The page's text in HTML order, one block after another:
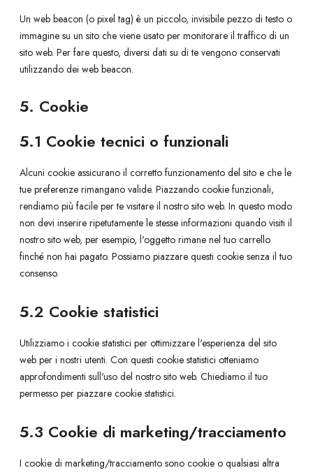
Un web beacon (o pixel tag) è un piccolo, invisibile pezzo di testo o
immagine su un sito che viene usato per monitorare il traffico di un
sito web. Per fare questo, diversi dati su di te vengono conservati
utilizzando dei web beacon.
5. Cookie
5.1 Cookie tecnici o funzionali
Alcuni cookie assicurano il corretto funzionamento del sito e che le
tue preferenze rimangano valide. Piazzando cookie funzionali,
rendiamo più facile per te visitare il nostro sito web. In questo modo
non devi inserire ripetutamente le stesse informazioni quando visiti il
nostro sito web, per esempio, l'oggetto rimane nel tuo carrello
finché non hai pagato. Possiamo piazzare questi cookie senza il tuo
consenso.
5.2 Cookie statistici
Utilizziamo i cookie statistici per ottimizzare l'esperienza del sito
web per i nostri utenti. Con questi cookie statistici otteniamo
approfondimenti sull'uso del nostro sito web. Chiediamo il tuo
permesso per piazzare cookie statistici.
5.3 Cookie di marketing/tracciamento
I cookie di marketing/tracciamento sono cookie o qualsiasi altra